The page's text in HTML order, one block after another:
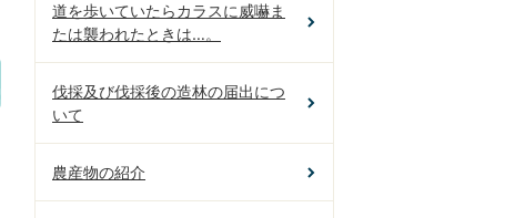
道を歩いていたらカラスに威嚇ま
たは襲われたときは…。
伐採及び伐採後の造林の届出につ
いて
農産物の紹介